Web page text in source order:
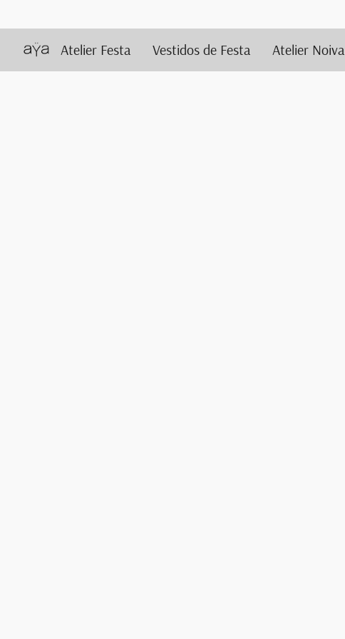
Atelier Festa Vestidos de Festa Atelier Noiva